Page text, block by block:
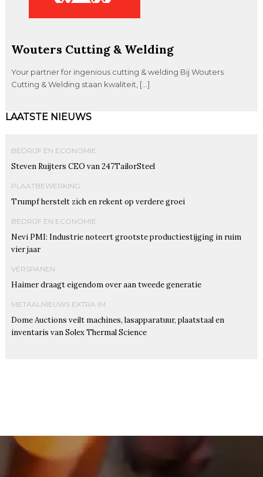
Wouters Cutting & Welding
Your partner for ingenious cutting & welding Bij Wouters
Cutting & Welding staan kwaliteit, […]
LAATSTE NIEUWS
BEDRIJF EN ECONOMIE
Steven Ruijters CEO van 247TailorSteel
PLAATBEWERKING
Trumpf herstelt zich en rekent op verdere groei
BEDRIJF EN ECONOMIE
Nevi PMI: Industrie noteert grootste productiestijging in ruim
vier jaar
VERSPANEN
Haimer draagt eigendom over aan tweede generatie
METAALNIEUWS EXTRA IM
Dome Auctions veilt machines, lasapparatuur, plaatstaal en
inventaris van Solex Thermal Science